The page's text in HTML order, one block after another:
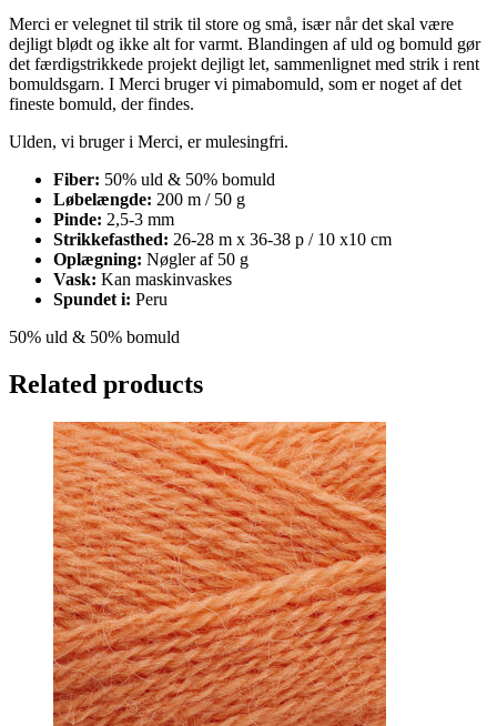
Merci er velegnet til strik til store og små, især når det skal være
dejligt blødt og ikke alt for varmt. Blandingen af uld og bomuld gør
det færdigstrikkede projekt dejligt let, sammenlignet med strik i rent
bomuldsgarn. I Merci bruger vi pimabomuld, som er noget af det
fineste bomuld, der findes.
Ulden, vi bruger i Merci, er mulesingfri.
Fiber: 50% uld & 50% bomuld
Løbelængde: 200 m / 50 g
Pinde: 2,5-3 mm
Strikkefasthed: 26-28 m x 36-38 p / 10 x10 cm
Oplægning: Nøgler af 50 g
Vask: Kan maskinvaskes
Spundet i: Peru
50% uld & 50% bomuld
Related products